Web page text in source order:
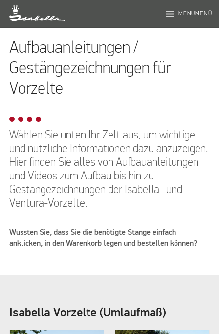
menu MENUMENÜ
Aufbauanleitungen /
Gestängezeichnungen für
Vorzelte
Wählen Sie unten Ihr Zelt aus, um wichtige
und nützliche Informationen dazu anzuzeigen.
Hier finden Sie alles von Aufbauanleitungen
und Videos zum Aufbau bis hin zu
Gestängezeichnungen der Isabella- und
Ventura-Vorzelte.
Wussten Sie, dass Sie die benötigte Stange einfach
anklicken, in den Warenkorb legen und bestellen können?
Isabella Vorzelte (Umlaufmaß)